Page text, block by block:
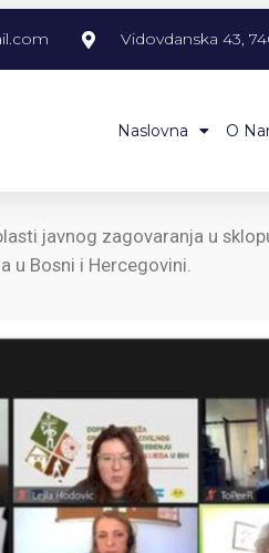
Vidovdanska 43,
Naslovna O
javnog zagovaranja u
u Bosni i Hercegovini.